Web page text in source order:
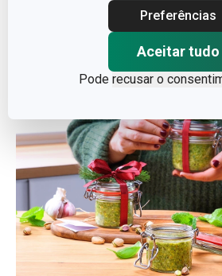
Preferências
Aceitar tudo
Pode recusar o
são reutilizáveis: depois de
usados para guardar especiarias,
até para preparar novas receitas